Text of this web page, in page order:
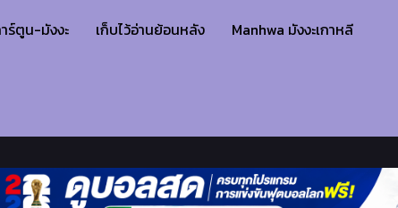
ร์ตูน-มังงะ เก็บไว้อ่านย้อนหลัง Manhwa มังงะเกาหลี